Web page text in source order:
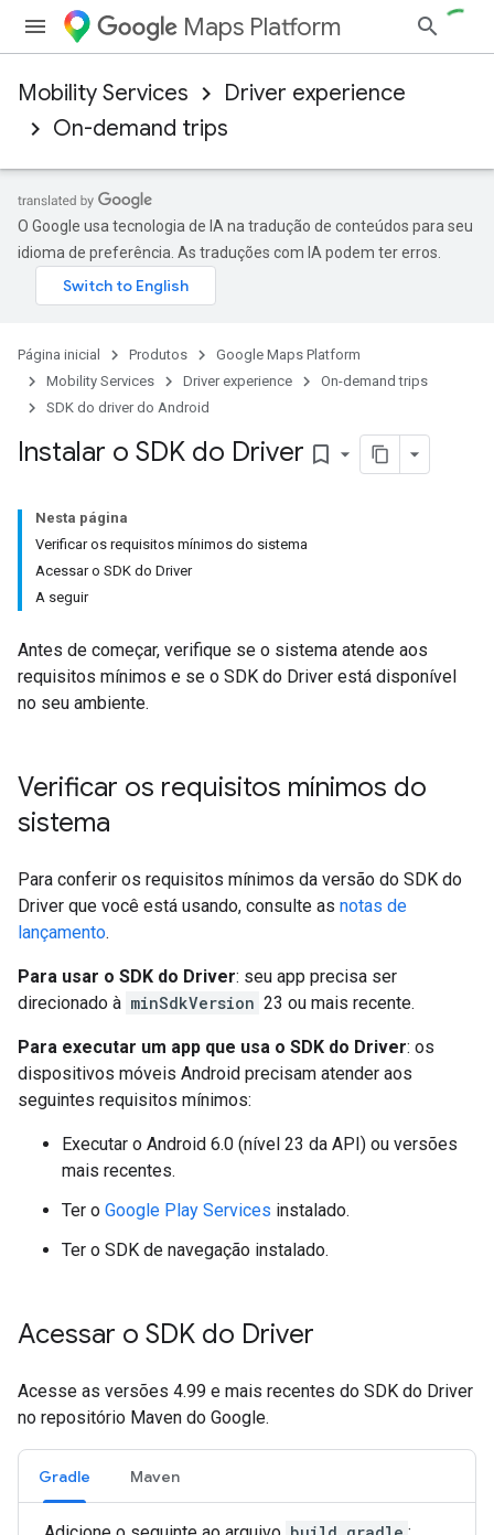
Maps Platform
Mobility Services
Driver experience
On-demand trips
O Google usa tecnologia de IA na tradução de conteúdos para seu
idioma de preferência. As traduções com IA podem ter erros.
Página inicial Produtos
Google Maps Platform
Mobility Services
Driver experience
On-demand trips
SDK do driver do Android
Instalar o SDK do Driver bookmark_border
Nesta página
Verificar os requisitos mínimos do sistema
Acessar o SDK do Driver
A seguir
Antes de começar, verifique se o sistema atende aos
requisitos mínimos e se o SDK do Driver está disponível
no seu ambiente.
Verificar os requisitos mínimos do
sistema
Para conferir os requisitos mínimos da versão do SDK do
Driver que você está usando, consulte as notas de
lançamento.
Para usar o SDK do Driver: seu app precisa ser
direcionado à minSdkVersion 23 ou mais recente.
Para executar um app que usa o SDK do Driver: os
dispositivos móveis Android precisam atender aos
seguintes requisitos mínimos:
Executar o Android 6.0 (nível 23 da API) ou versões
mais recentes.
Ter o Google Play Services instalado.
Ter o SDK de navegação instalado.
Acessar o SDK do Driver
Acesse as versões 4.99 e mais recentes do SDK do Driver
no repositório Maven do Google.
Gradle Maven